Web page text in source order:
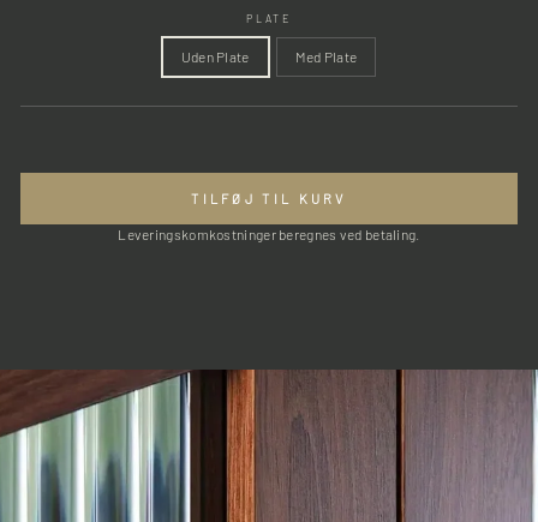
PLATE
Uden Plate Med Plate
TILFØJ TIL KURV
Leveringskomkostninger beregnes ved betaling.